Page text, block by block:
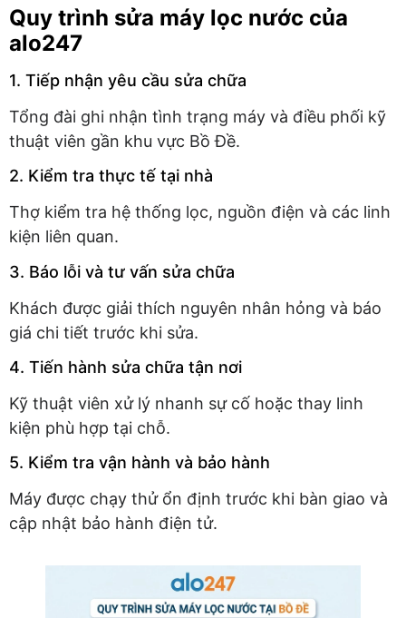
Quy trình sửa máy lọc nước của
alo247
1. Tiếp nhận yêu cầu sửa chữa
Tổng đài ghi nhận tình trạng máy và điều phối kỹ
thuật viên gần khu vực Bồ Đề.
2. Kiểm tra thực tế tại nhà
Thợ kiểm tra hệ thống lọc, nguồn điện và các linh
kiện liên quan.
3. Báo lỗi và tư vấn sửa chữa
Khách được giải thích nguyên nhân hỏng và báo
giá chi tiết trước khi sửa.
4. Tiến hành sửa chữa tận nơi
Kỹ thuật viên xử lý nhanh sự cố hoặc thay linh
kiện phù hợp tại chỗ.
5. Kiểm tra vận hành và bảo hành
Máy được chạy thử ổn định trước khi bàn giao và
cập nhật bảo hành điện tử.